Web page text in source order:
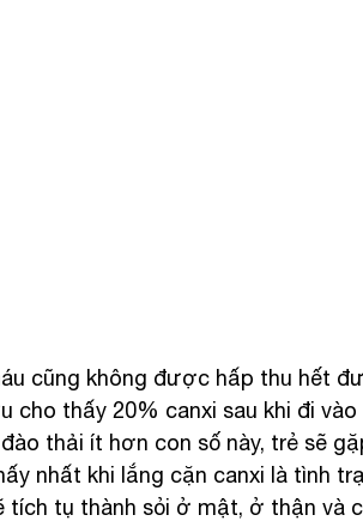
cũng không được hấp thu hết
cho thấy 20% canxi sau khi đi
thải ít hơn con số này, trẻ sẽ
nhất khi lắng cặn canxi là tình
tích tụ thành sỏi ở mật, ở thận và